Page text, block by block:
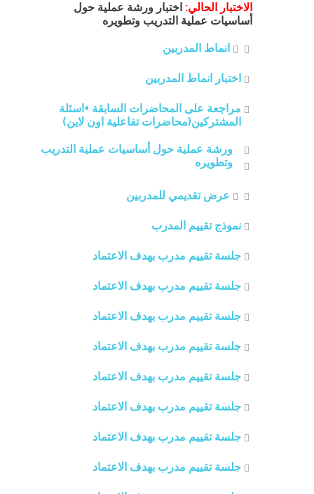
الاختبار الحالي: اختبار ورشة عملية حول
أساسيات عملية التدريب وتطويره
انماط المدربين
اختبار انماط المدربين
مراجعة على المحاضرات السابقة +اسئلة
المشتركين(محاضرات تفاعلية اون لاين)
ورشة عملية حول أساسيات عملية التدريب
وتطويره
عرض تقديمي للمدربين
نموذج تقييم المدرب
جلسة تقييم مدرب بهدف الاعتماد
جلسة تقييم مدرب بهدف الاعتماد
جلسة تقييم مدرب بهدف الاعتماد
جلسة تقييم مدرب بهدف الاعتماد
جلسة تقييم مدرب بهدف الاعتماد
جلسة تقييم مدرب بهدف الاعتماد
جلسة تقييم مدرب بهدف الاعتماد
جلسة تقييم مدرب بهدف الاعتماد